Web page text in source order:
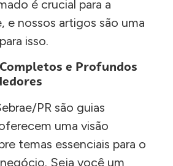
é crucial para a
e nossos artigos são uma
isso.
e Profundos
PR são guias
uma visão
temas essenciais para o
Seja você um